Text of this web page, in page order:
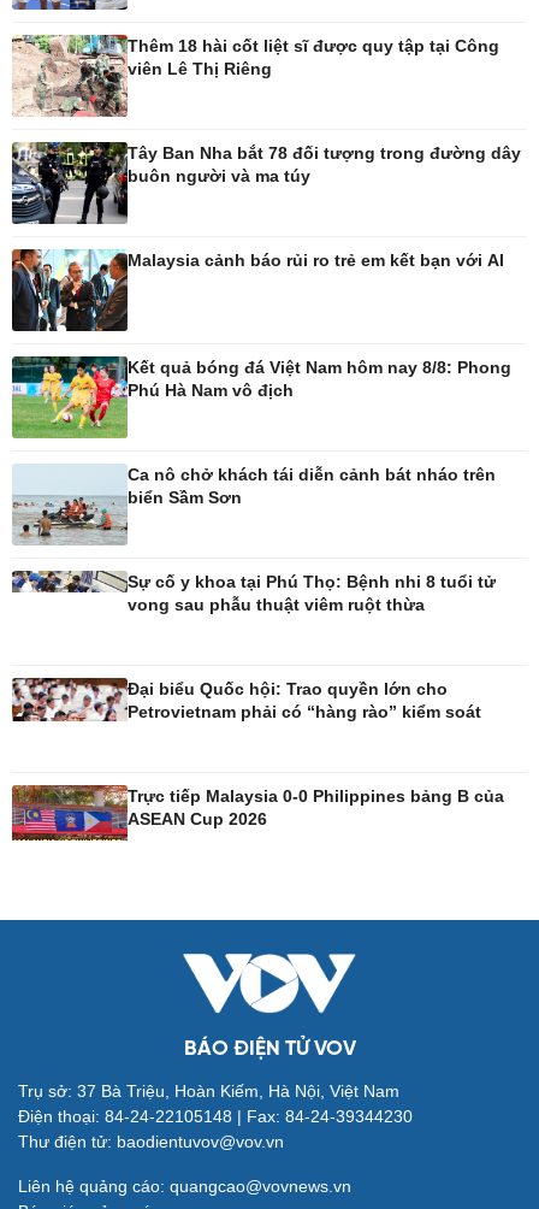
Chứng khoán
Giá cà phê
Pháp luật
Vụ án
Tin nóng
Tư vấn luật
Bóng đá quốc tế
Hậu trường
Ô tô - Xe máy
Ô tô
Tư vấn
Doanh nhân
Vì cộng đồng
Tin Công nghệ
Trải nghiệm
Cây thuốc
Ăn sạch sống khỏe
Đời sống
Nhà đẹp
Tình yêu - Gia đình
Văn hóa
Sân khấu - Điện ảnh
Di sản
Thêm 18 hài cốt liệt sĩ được quy tập tại Công
viên Lê Thị Riêng
Tây Ban Nha bắt 78 đối tượng trong đường dây
buôn người và ma túy
Malaysia cảnh báo rủi ro trẻ em kết bạn với AI
Kết quả bóng đá Việt Nam hôm nay 8/8: Phong
Phú Hà Nam vô địch
Ca nô chở khách tái diễn cảnh bát nháo trên
biển Sầm Sơn
Sự cố y khoa tại Phú Thọ: Bệnh nhi 8 tuổi tử
vong sau phẫu thuật viêm ruột thừa
Đại biểu Quốc hội: Trao quyền lớn cho
Petrovietnam phải có “hàng rào” kiểm soát
Trực tiếp Malaysia 0-0 Philippines bảng B của
ASEAN Cup 2026
BÁO ĐIỆN TỬ VOV
Trụ sở: 37 Bà Triệu, Hoàn Kiếm, Hà Nội, Việt Nam
Điện thoại: 84-24-22105148 | Fax: 84-24-39344230
Thư điện tử: baodientuvov@vov.vn
Liên hệ quảng cáo: quangcao@vovnews.vn